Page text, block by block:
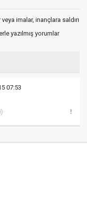
imalar, inançlara saldırı
yazılmış yorumlar
07:53